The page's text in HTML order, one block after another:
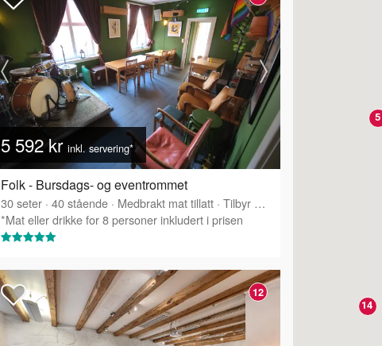
5 592 krinkl. servering*
Folk - Bursdags- og eventrommet
30seter · 40stående · Medbrakt mat tillatt · Tilbyr servering
*Mat eller drikke for 8 personer inkludert i prisen
12
5
14